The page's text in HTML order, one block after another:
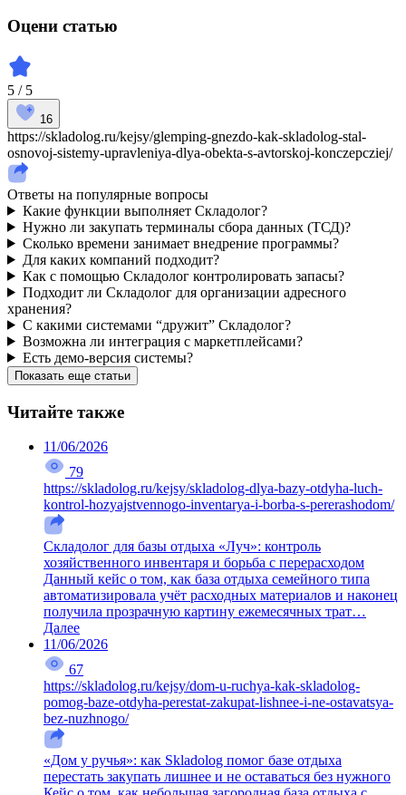
Оцени статью
5 / 5
16
https://skladolog.ru/kejsy/glemping-gnezdo-kak-skladolog-stal-
osnovoj-sistemy-upravleniya-dlya-obekta-s-avtorskoj-konczepcziej/
Ответы на популярные вопросы
Какие функции выполняет Складолог?
Нужно ли закупать терминалы сбора данных (ТСД)?
Сколько времени занимает внедрение программы?
Для каких компаний подходит?
Как с помощью Складолог контролировать запасы?
Подходит ли Складолог для организации адресного
хранения?
С какими системами “дружит” Складолог?
Возможна ли интеграция с маркетплейсами?
Есть демо-версия системы?
Показать еще статьи
Читайте также
11/06/2026
79
https://skladolog.ru/kejsy/skladolog-dlya-bazy-otdyha-luch-
kontrol-hozyajstvennogo-inventarya-i-borba-s-pererashodom/
Складолог для базы отдыха «Луч»: контроль
хозяйственного инвентаря и борьба с перерасходом
Данный кейс о том, как база отдыха семейного типа
автоматизировала учёт расходных материалов и наконец
получила прозрачную картину ежемесячных трат…
Далее
11/06/2026
67
https://skladolog.ru/kejsy/dom-u-ruchya-kak-skladolog-
pomog-baze-otdyha-perestat-zakupat-lishnee-i-ne-ostavatsya-
bez-nuzhnogo/
«Дом у ручья»: как Skladolog помог базе отдыха
перестать закупать лишнее и не оставаться без нужного